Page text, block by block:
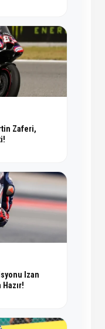
Zaferi,
Izan
Hazır!